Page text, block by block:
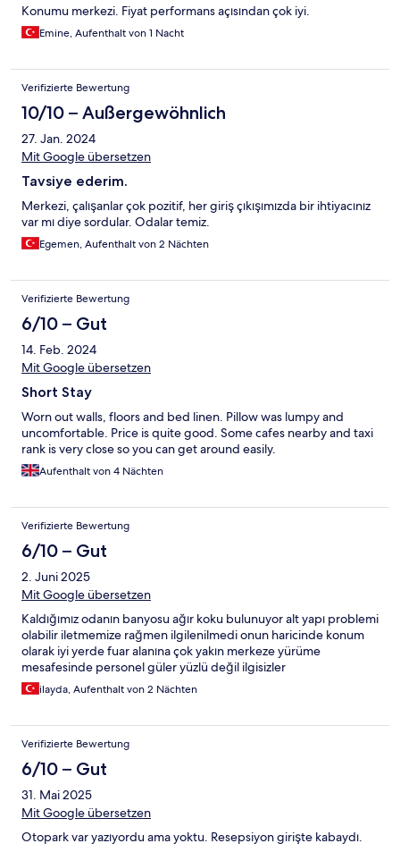
Konumu merkezi. Fiyat performans açısından çok iyi.
Emine, Aufenthalt von 1 Nacht
Verifizierte Bewertung
10/10 – Außergewöhnlich
27. Jan. 2024
Mit Google übersetzen
Tavsiye ederim.
Merkezi, çalışanlar çok pozitif, her giriş çıkışımızda bir ihtiyacınız
var mı diye sordular. Odalar temiz.
Egemen, Aufenthalt von 2 Nächten
Verifizierte Bewertung
6/10 – Gut
14. Feb. 2024
Mit Google übersetzen
Short Stay
Worn out walls, floors and bed linen. Pillow was lumpy and
uncomfortable. Price is quite good. Some cafes nearby and taxi
rank is very close so you can get around easily.
Aufenthalt von 4 Nächten
Verifizierte Bewertung
6/10 – Gut
2. Juni 2025
Mit Google übersetzen
Kaldığımız odanın banyosu ağır koku bulunuyor alt yapı problemi
olabilir iletmemize rağmen ilgilenilmedi onun haricinde konum
olarak iyi yerde fuar alanına çok yakın merkeze yürüme
mesafesinde personel güler yüzlü değil ilgisizler
ilayda, Aufenthalt von 2 Nächten
Verifizierte Bewertung
6/10 – Gut
31. Mai 2025
Mit Google übersetzen
Otopark var yazıyordu ama yoktu. Resepsiyon girişte kabaydı.